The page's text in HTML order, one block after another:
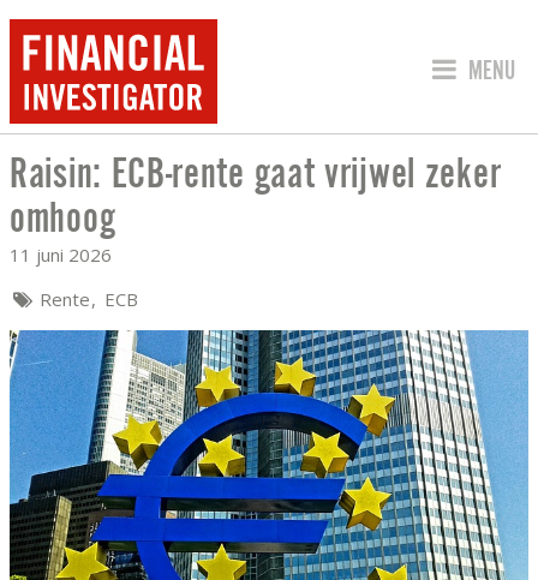
SPRING
MENU
RAISIN: ECB-RENTE GAAT VRIJWEL
Raisin: ECB-rente gaat vrijwel zeker
omhoog
11 juni 2026
Rente ECB